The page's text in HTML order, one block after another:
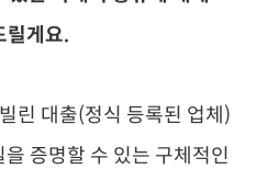
릴게요.
린 대출(정식 등록된 업체)
증명할 수 있는 구체적인